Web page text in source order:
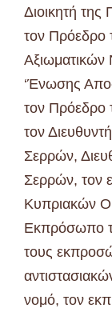
Διοικητή
τον Πρόεδρο
‘Ένωσης
τον Πρόεδρο
τον
Σερρών,
Σερρών, τον
Κυπριακών
Εκπρόσωπο
τους
νομό, τον